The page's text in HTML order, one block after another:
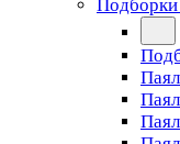
Подборки